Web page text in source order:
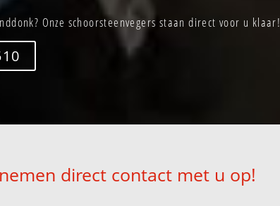
Onze schoorsteenvegers staan direct voor u klaar!
direct contact met u op!